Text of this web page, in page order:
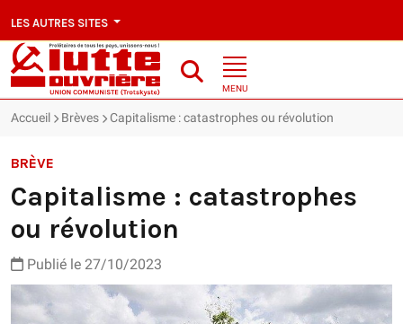
LES AUTRES SITES
MENU
Accueil Brèves Capitalisme : catastrophes ou révolution
BRÈVE
Capitalisme : catastrophes
ou révolution
Publié le 27/10/2023